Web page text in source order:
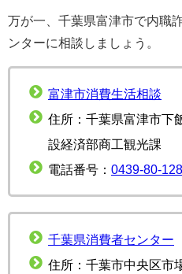
万が一、千葉県富津市で内職
ンターに相談しましょう。
富津市消費生活相談
住所：千葉県富津市
設経済部商工観光課
電話番号： 0439-80-
千葉県消費者センター
住所：千葉市中央区市